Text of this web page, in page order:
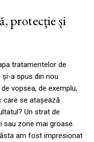
protecție și
tratamentelor de
a spus din nou
vopsea, de exemplu,
care se atașează
Un strat de
zone mai groase.
am fost impresionat